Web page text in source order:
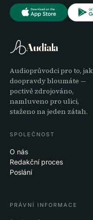
Audiala
Audioprůvodci pro to, jak
doopravdy bloumáte —
poctivě zdrojováno,
namluveno pro ulici,
staženo na jeden zátah.
SPOLEČNOST
O nás
Redakční proces
Poslání
PRÁVNÍ INFORMACE